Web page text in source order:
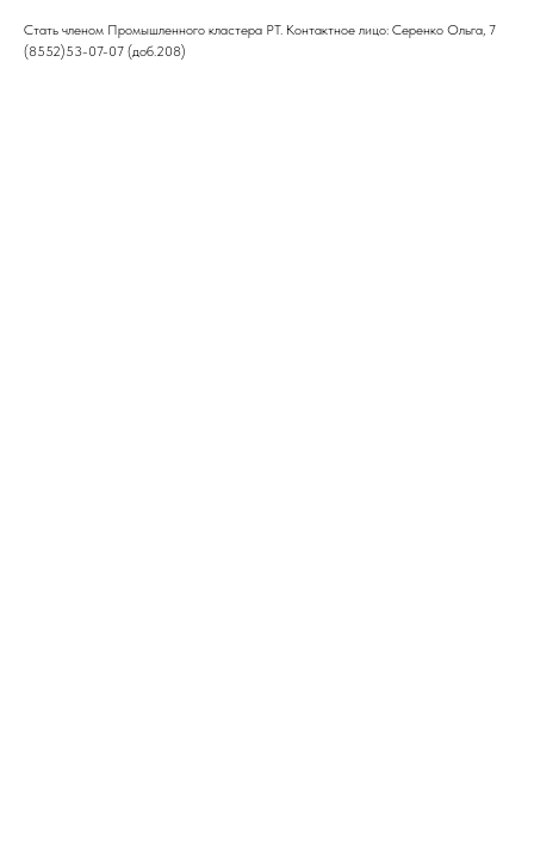
Стать членом Промышленного кластера РТ. Контактное лицо: Серенко Ольга, 7
(8552)53-07-07 (доб.208)